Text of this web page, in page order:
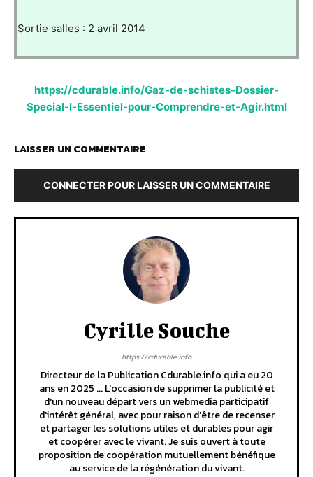
Sortie salles : 2 avril 2014
https://cdurable.info/Gaz-de-schistes-Dossier-
Special-l-Essentiel-pour-Comprendre-et-Agir.html
LAISSER UN COMMENTAIRE
CONNECTER POUR LAISSER UN COMMENTAIRE
Cyrille Souche
https://cdurable.info
Directeur de la Publication Cdurable.info qui a eu 20
ans en 2025 ... L'occasion de supprimer la publicité et
d'un nouveau départ vers un webmedia participatif
d'intérêt général, avec pour raison d'être de recenser
et partager les solutions utiles et durables pour agir
et coopérer avec le vivant. Je suis ouvert à toute
proposition de coopération mutuellement bénéfique
au service de la régénération du vivant.